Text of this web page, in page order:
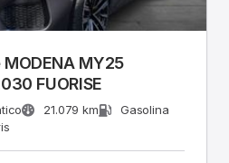
MY25
FUORISE
21.079 km
Gasolina